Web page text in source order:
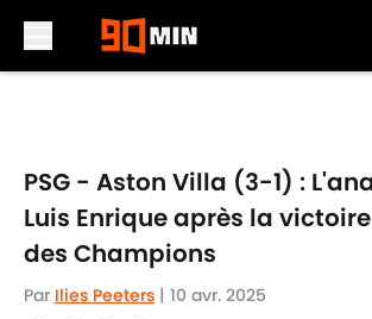
PSG - Aston Villa (3-1) :
Luis Enrique après la
des Champions
Par Ilies Peeters | 10 avr. 2025